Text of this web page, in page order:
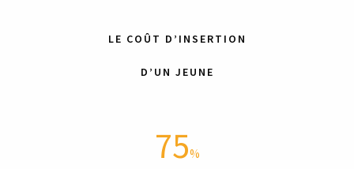
LE COÛT D’INSERTION
D’UN JEUNE
75%